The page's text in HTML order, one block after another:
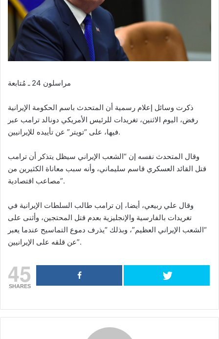
مراسلون 24 ـ مُتابعة
ذكرت وسائل إعلام رسمية أن المتحدث باسم الحكومة الإيرانية
رفض، اليوم الاثنين، تغريدات للرئيس الأمريكي دونالد ترامب عبر
فيها، على “تويتر” عن تأييده للإيرانيين.
وقال المتحدث نفسه إن “الشعب الإيراني سيظل يتذكر أن ترامب
قتل القائد العسكري قاسم سليماني، وأنه سبب معاناة الكثيرين من
مصاعب اقتصادية”.
وقال علي ربيعي، أيضا، إن ترامب طالب السلطات الإيرانية في
تغريدات بالفارسية والإنجليزية بعدم قتل المحتجين، وأثنى على
“الشعب الإيراني العظيم”، وبذلك “يذرف دموع التماسيح عندما يعبر
عن قلقه على الإيرانيين”.
45
SHARES